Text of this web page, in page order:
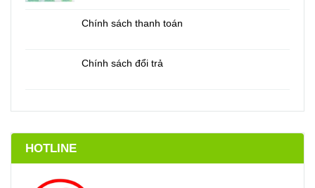
Chính sách thanh toán
Chính sách đổi trả
HOTLINE